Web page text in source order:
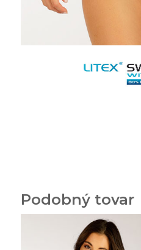
Podobný tovar